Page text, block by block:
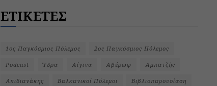
ΕΤΙΚΕΤΕΣ
1ος Παγκόσμιος Πόλεμος 2ος Παγκόσμιος Πόλεμος
Podcast Ύδρα Αίγινα Αβέρωφ Αμπατζής
Απιδιανάκης Βαλκανικοί Πόλεμοι Βιβλιοπαρουσίαση